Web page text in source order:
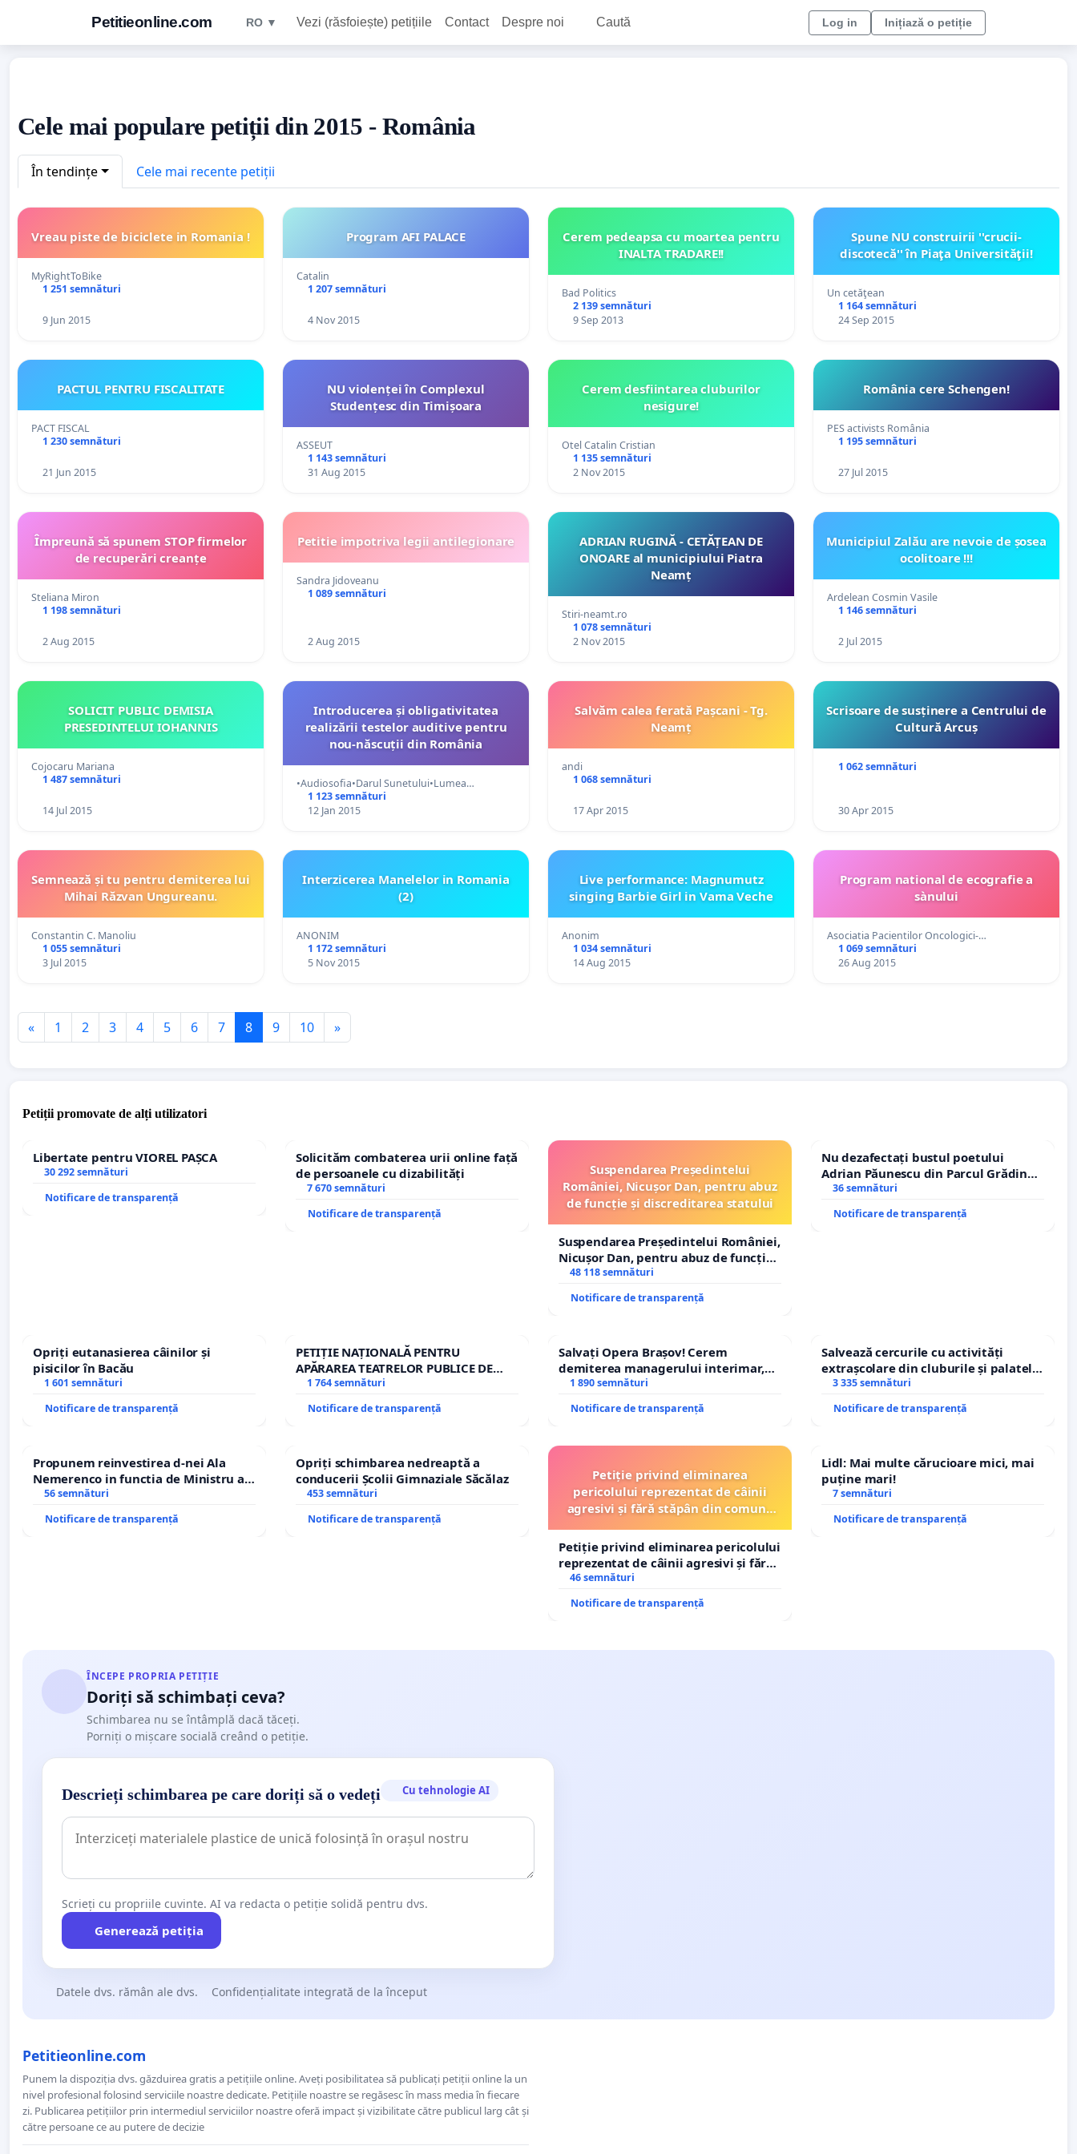
Petitieonline.com RO ▼ Vezi (răsfoiește) petițiile Contact Despre noi Caută Log in Inițiază o petiție
Cele mai populare petiții din 2015 - România
În tendințe Cele mai recente petiții
Vreau piste de biciclete in Romania !
MyRightToBike
1 251 semnături
9 Jun 2015
Program AFI PALACE
Catalin
1 207 semnături
4 Nov 2015
Cerem pedeapsa cu moartea pentru
INALTA TRADARE!!
Bad Politics
2 139 semnături
9 Sep 2013
Spune NU construirii ''crucii-
discotecă'' în Piaţa Universităţii!
Un cetăţean
1 164 semnături
24 Sep 2015
PACTUL PENTRU FISCALITATE
PACT FISCAL
1 230 semnături
21 Jun 2015
NU violenței în Complexul
Studențesc din Timișoara
ASSEUT
1 143 semnături
31 Aug 2015
Cerem desfiintarea cluburilor
nesigure!
Otel Catalin Cristian
1 135 semnături
2 Nov 2015
România cere Schengen!
PES activists România
1 195 semnături
27 Jul 2015
Împreună să spunem STOP firmelor
de recuperări creanțe
Steliana Miron
1 198 semnături
2 Aug 2015
Petitie impotriva legii antilegionare
Sandra Jidoveanu
1 089 semnături
2 Aug 2015
ADRIAN RUGINĂ - CETĂȚEAN DE
ONOARE al municipiului Piatra
Neamț
Stiri-neamt.ro
1 078 semnături
2 Nov 2015
Municipiul Zalău are nevoie de șosea
ocolitoare !!!
Ardelean Cosmin Vasile
1 146 semnături
2 Jul 2015
SOLICIT PUBLIC DEMISIA
PRESEDINTELUI IOHANNIS
Cojocaru Mariana
1 487 semnături
14 Jul 2015
Introducerea și obligativitatea
realizării testelor auditive pentru
nou-născuții din România
•Audiosofia•Darul Sunetului•Lumea…
1 123 semnături
12 Jan 2015
Salvăm calea ferată Pașcani - Tg.
Neamț
andi
1 068 semnături
17 Apr 2015
Scrisoare de susținere a Centrului de
Cultură Arcuș
1 062 semnături
30 Apr 2015
Semnează și tu pentru demiterea lui
Mihai Răzvan Ungureanu.
Constantin C. Manoliu
1 055 semnături
3 Jul 2015
Interzicerea Manelelor in Romania
(2)
ANONIM
1 172 semnături
5 Nov 2015
Live performance: Magnumutz
singing Barbie Girl in Vama Veche
Anonim
1 034 semnături
14 Aug 2015
Program national de ecografie a
sànului
Asociatia Pacientilor Oncologici-…
1 069 semnături
26 Aug 2015
« 1 2 3 4 5 6 7 8 9 10 »
Petiții promovate de alți utilizatori
Libertate pentru VIOREL PAȘCA
30 292 semnături
Notificare de transparență
Solicităm combaterea urii online față
de persoanele cu dizabilități
7 670 semnături
Notificare de transparență
Suspendarea Președintelui
României, Nicușor Dan, pentru abuz
de funcție și discreditarea statului
Suspendarea Președintelui României,
Nicușor Dan, pentru abuz de funcție
și discreditarea statului
48 118 semnături
Notificare de transparență
Nu dezafectați bustul poetului
Adrian Păunescu din Parcul Grădina
Icoanei! Stop cenzurii culturale!
36 semnături
Notificare de transparență
Opriți eutanasierea câinilor și
pisicilor în Bacău
1 601 semnături
Notificare de transparență
PETIȚIE NAȚIONALĂ PENTRU
APĂRAREA TEATRELOR PUBLICE DE
REPERTORIU DIN ROMÂNIA
1 764 semnături
Notificare de transparență
Salvați Opera Brașov! Cerem
demiterea managerului interimar,
Petrean Lucian-Marius!
1 890 semnături
Notificare de transparență
Salvează cercurile cu activități
extrașcolare din cluburile și palatele
copiilor
3 335 semnături
Notificare de transparență
Propunem reinvestirea d-nei Ala
Nemerenco in functia de Ministru al
Sanatatii
56 semnături
Notificare de transparență
Opriți schimbarea nedreaptă a
conducerii Școlii Gimnaziale Săcălaz
453 semnături
Notificare de transparență
Petiție privind eliminarea
pericolului reprezentat de câinii
agresivi și fără stăpân din comuna
Petiție privind eliminarea pericolului
reprezentat de câinii agresivi și fără
stăpân din comuna Tunari
46 semnături
Notificare de transparență
Lidl: Mai multe cărucioare mici, mai
puține mari!
7 semnături
Notificare de transparență
ÎNCEPE PROPRIA PETIȚIE
Doriți să schimbați ceva?
Schimbarea nu se întâmplă dacă tăceți.
Porniți o mișcare socială creând o petiție.
Descrieți schimbarea pe care doriți să o vedeți Cu tehnologie AI
Scrieți cu propriile cuvinte. AI va redacta o petiție solidă pentru dvs.
Generează petiția
Datele dvs. rămân ale dvs. Confidențialitate integrată de la început
Petitieonline.com
Punem la dispoziția dvs. găzduirea gratis a petițiile online. Aveți posibilitatea să publicați petiții online la un
nivel profesional folosind serviciile noastre dedicate. Petițiile noastre se regăsesc în mass media în fiecare
zi. Publicarea petițiilor prin intermediul serviciilor noastre oferă impact și vizibilitate către publicul larg cât și
către persoane ce au putere de decizie